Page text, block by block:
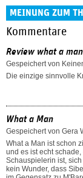
MEINUNG ZUM
Kommentare
Review what a man
Gespeichert von
Die einzige sinnvolle
What a Man
Gespeichert von Gera
What a Man ist schon
und es ist echt
Schauspielerin ist,
kein Wunder, dass